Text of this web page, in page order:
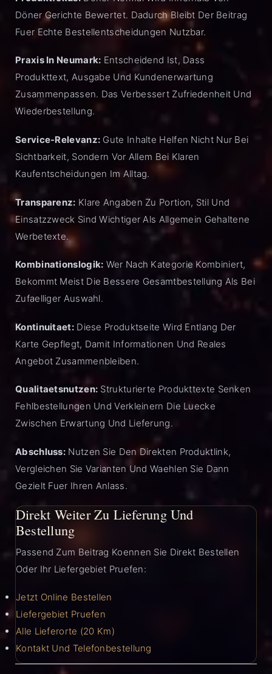
Döner Gerichte Bewertet. Dadurch Bleibt Der Beitrag
Fuer Echte Bestellentscheidungen Nutzbar.
Praxis In Neumark: Entscheidend Ist, Dass
Produkttext, Ausgabe Und Kundenerwartung
Zusammenpassen. Das Verbessert Zufriedenheit Und
Wiederbestellung.
Service-Relevanz: Gute Inhalte Helfen Nicht Nur Bei
Sichtbarkeit, Sondern Vor Allem Bei Klaren
Kaufentscheidungen Im Alltag.
Transparenz: Klare Angaben Zu Portion, Stil Und
Einsatzzweck Sind Wichtiger Als Allgemein Gehaltene
Werbetexte.
Kombinationslogik: Wer Nach Kategorie Kombiniert,
Bekommt Meist Die Bessere Gesamtbestellung Als Bei
Zufaelliger Auswahl.
Kontinuitaet:Diese Produktseite Wird Entlang Der
Karte Gepflegt, Damit Informationen Und Reales
Angebot Zusammenbleiben.
Qualitaetsnutzen: Strukturierte Produkttexte Senken
Fehlbestellungen Und Verkleinern Die Luecke
Zwischen Erwartung Und Lieferung.
Abschluss: Nutzen Sie Den Direkten Produktlink,
Vergleichen Sie Varianten Und Waehlen Sie Dann
Gezielt Fuer Ihren Anlass.
Direkt Weiter Zu Lieferung Und
Bestellung
Passend Zum Beitrag Koennen Sie Direkt Bestellen
Oder Ihr Liefergebiet Pruefen:
Jetzt Online Bestellen
Liefergebiet Pruefen
Alle Lieferorte (20 Km)
Kontakt Und Telefonbestellung